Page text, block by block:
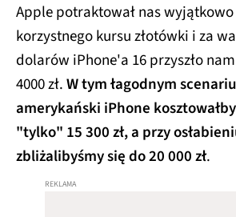
Apple potraktował nas
korzystnego kursu złotówki i za
dolarów iPhone'a 16 przyszło
4000 zł.W tym łagodnym
amerykański iPhone
"tylko" 15 300 zł, a przy
zbliżalibyśmy się do 20 000 zł.